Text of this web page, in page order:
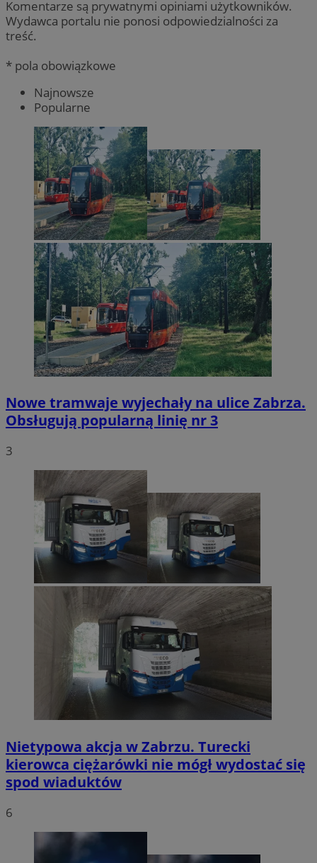
Komentarze są prywatnymi opiniami użytkowników.
Wydawca portalu nie ponosi odpowiedzialności za
treść.
* pola obowiązkowe
Najnowsze
Popularne
Nowe tramwaje wyjechały na ulice Zabrza.
Obsługują popularną linię nr 3
3
Nietypowa akcja w Zabrzu. Turecki
kierowca ciężarówki nie mógł wydostać się
spod wiaduktów
6